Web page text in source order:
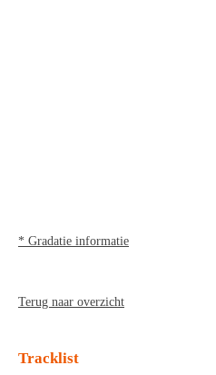
* Gradatie informatie
Terug naar overzicht
Tracklist